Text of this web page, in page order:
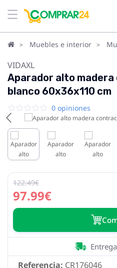
Muebles e interior
VIDAXL
Aparador alto
blanco 60x36x110 cm
0 opiniones
97.99€
122.49€
Referencia: CR176046